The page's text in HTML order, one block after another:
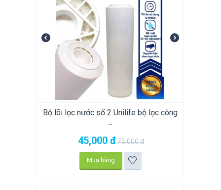
Bộ lõi lọc nước số 2 Unilife bộ lọc công
...
45,000 đ75,000đ
Mua hàng